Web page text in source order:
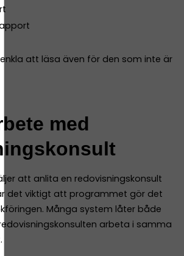
att läsa även för den som inte är
med
att anlita en redovisningskonsult
det viktigt att programmet gör det
Många system låter både
arbeta i samma